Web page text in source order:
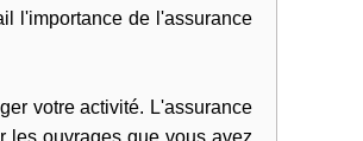
l'importance de l'assurance
votre activité. L'assurance
les ouvrages que vous avez